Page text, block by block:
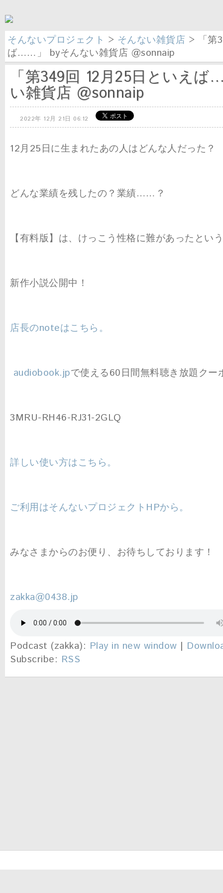
そんないプロジェクト > そんない雑貨店 > 「第
ば……」 byそんない雑貨店 @sonnaip
「第349回 12月25日といえ
い雑貨店 @sonnaip
2022年 12月 21日 06:12
12月25日に生まれたあの人はどんな人だった？
どんな業績を残したの？業績……？
【有料版】は、けっこう性格に難があったとい
新作小説公開中！
店長のnoteはこちら。
audiobook.jpで使える60日間無料聴き放題クー
3MRU-RH46-RJ31-2GLQ
詳しい使い方はこちら。
ご利用はそんないプロジェクトHPから。
みなさまからのお便り、お待ちしております！
zakka@0438.jp
Podcast (zakka): Play in new window |
Subscribe: RSS